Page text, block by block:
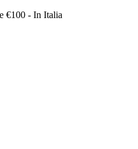
€100 - In Italia